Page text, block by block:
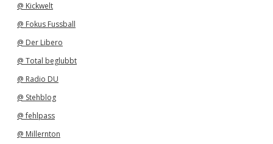
@ Kickwelt
@ Fokus Fussball
@ Der Libero
@ Total beglubbt
@ Radio DU
@ Stehblog
@ fehlpass
@ Millernton